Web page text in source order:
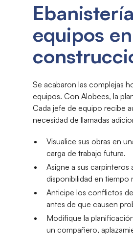
equipos
Se acabaron las complejas
equipos. Con Alobees, la
Cada jefe de equipo recibe
necesidad de llamadas
Visualice sus obras en
carga de trabajo futura.
Asigne a sus carpinteros
disponibilidad en tiempo
Anticipe los conflictos
antes de que causen
Modifique la
un compañero,